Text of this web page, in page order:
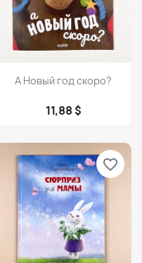
Просмотр
А Новый год скоро?
11,88 $
favorite_border